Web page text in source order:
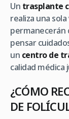
Un trasplante
realiza una
permanecerán
pensar
un centro de
calidad médica
¿CÓMO
DE